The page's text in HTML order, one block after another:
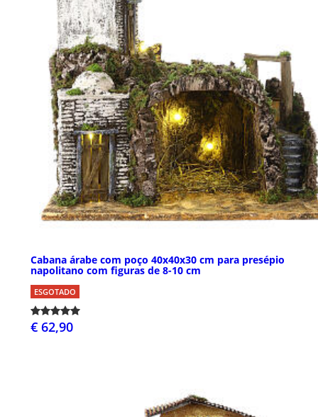
Cabana árabe com poço 40x40x30 cm para presépio
napolitano com figuras de 8-10 cm
ESGOTADO
€ 62,90